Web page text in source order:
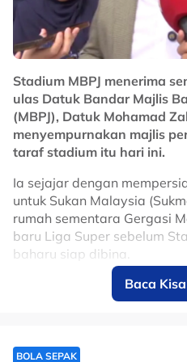
Stadium MBPJ menerima
ulas Datuk Bandar Majlis
(MBPJ), Datuk Mohamad
menyempurnakan majlis
taraf stadium itu hari ini.
Ia sejajar dengan
untuk Sukan Malaysia
rumah sementara Gergasi
baru Liga Super sebelum
baharu siap dibina.
"MBPJ menyokong penuh
menjadi gelanggang untuk
Baca
BOLA SEPAK